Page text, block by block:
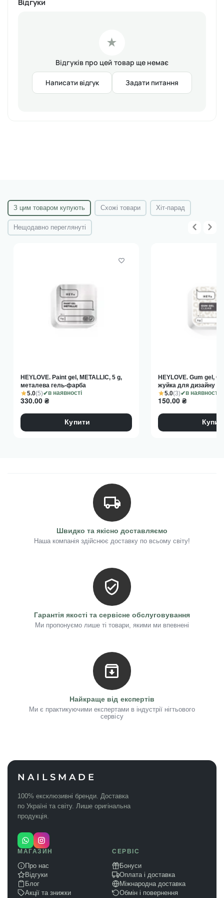
• Нанесіть топове покриття Edlen та просушіть в УФ-лампі
★
Відгуків про цей товар ще немає
Написати відгук Задати питання
З цим товаром купують Схожі товари Хіт-парад
Нещодавно переглянуті
5.0(5) в наявності
HEYLOVE. Paint gel, METALLIC, 5 g,
металева гель-фарба
330.00 ₴
Купити
5.0(3) в наявності
HEYLOVE. Gum gel,
жуйка для дизайну
150.00 ₴
Швидко та якісно доставляємо
Наша компанія здійснює доставку по всьому світу!
Гарантія якості та сервісне обслуговування
Ми пропонуємо лише ті товари, якими ми впевнені
Найкраще від експертів
Ми є практикуючими експертами в індустрії нігтьового
сервісу
NAILSMADE
100% ексклюзивні бренди. Доставка
по Україні та світу. Лише оригінальна
продукція.
МАГАЗИН
Про нас
Відгуки
Блог
Акції та знижки
СЕРВІС
Бонуси
Оплата і доставка
Міжнародна доставка
Обмін і повернення